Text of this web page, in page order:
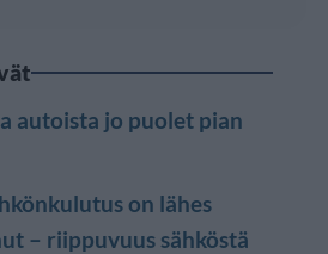
autoista jo puolet pian
on lähes
– riippuvuus sähköstä